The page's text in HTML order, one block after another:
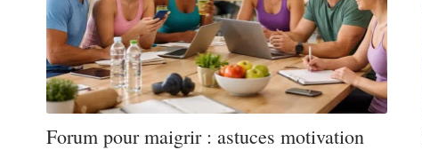
Forum pour maigrir : astuces motivation